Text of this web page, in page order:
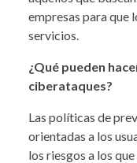
empresas para que
servicios.
¿Qué pueden
ciberataques?
Las políticas de
orientadas a los
los riesgos a los